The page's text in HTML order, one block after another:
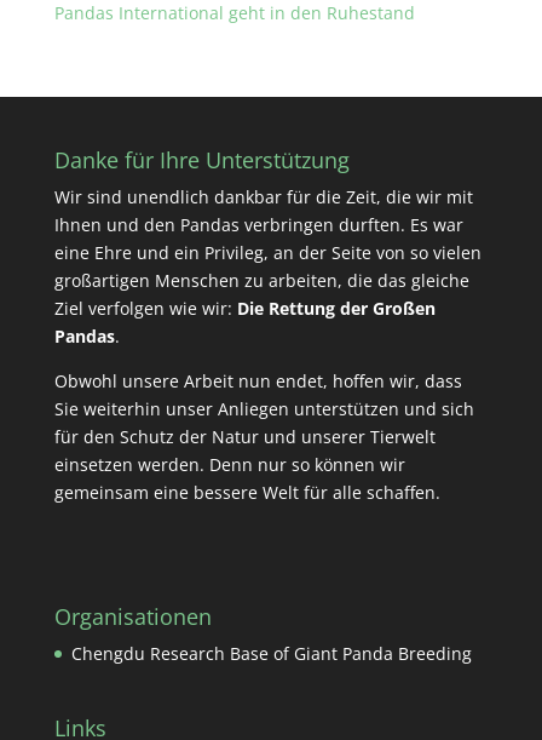
Pandas International geht in den Ruhestand
Danke für Ihre Unterstützung
Wir sind unendlich dankbar für die Zeit, die wir mit
Ihnen und den Pandas verbringen durften. Es war
eine Ehre und ein Privileg, an der Seite von so vielen
großartigen Menschen zu arbeiten, die das gleiche
Ziel verfolgen wie wir: Die Rettung der Großen
Pandas.
Obwohl unsere Arbeit nun endet, hoffen wir, dass
Sie weiterhin unser Anliegen unterstützen und sich
für den Schutz der Natur und unserer Tierwelt
einsetzen werden. Denn nur so können wir
gemeinsam eine bessere Welt für alle schaffen.
Organisationen
Chengdu Research Base of Giant Panda Breeding
Links